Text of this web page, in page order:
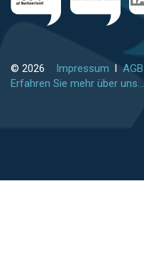
© 2026 Impressum AGB
Erfahren Sie mehr über uns...